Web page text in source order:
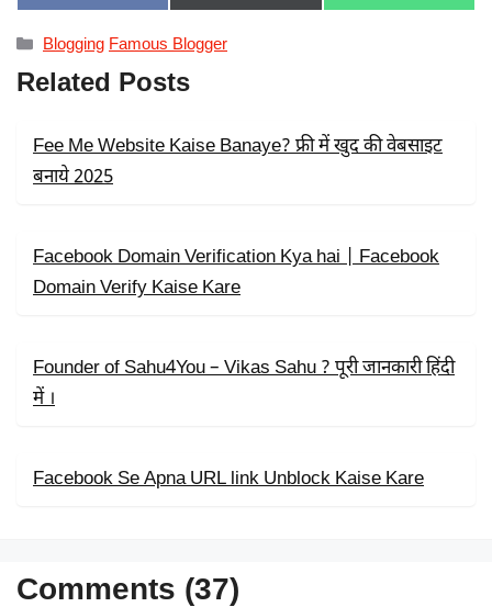
ON
A
C
E
B
O
ON
(
R
ON
H
Categories
Blogging Famous Blogger
Related Posts
Fee Me Website Kaise Banaye? फ्री में खुद की वेबसाइट
बनाये 2025
Facebook Domain Verification Kya hai | Facebook
Domain Verify Kaise Kare
Founder of Sahu4You – Vikas Sahu ? पूरी जानकारी हिंदी
में ।
Facebook Se Apna URL link Unblock Kaise Kare
Comments (37)